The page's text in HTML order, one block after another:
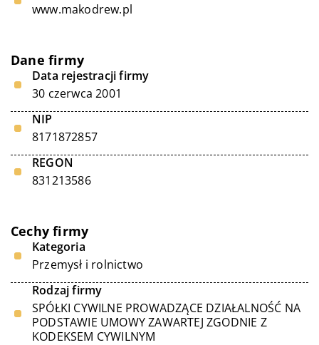
www.makodrew.pl
Dane firmy
Data rejestracji firmy
30 czerwca 2001
NIP
8171872857
REGON
831213586
Cechy firmy
Kategoria
Przemysł i rolnictwo
Rodzaj firmy
SPÓŁKI CYWILNE PROWADZĄCE DZIAŁALNOŚĆ NA
PODSTAWIE UMOWY ZAWARTEJ ZGODNIE Z
KODEKSEM CYWILNYM